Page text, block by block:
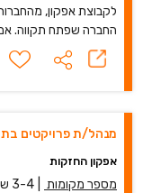
לקבוצת אפקון,
החברה שפתח תקווה.
מנהל/ת פרויקטים
אפקון החזקות
מספר מקומות 3-4 שנים